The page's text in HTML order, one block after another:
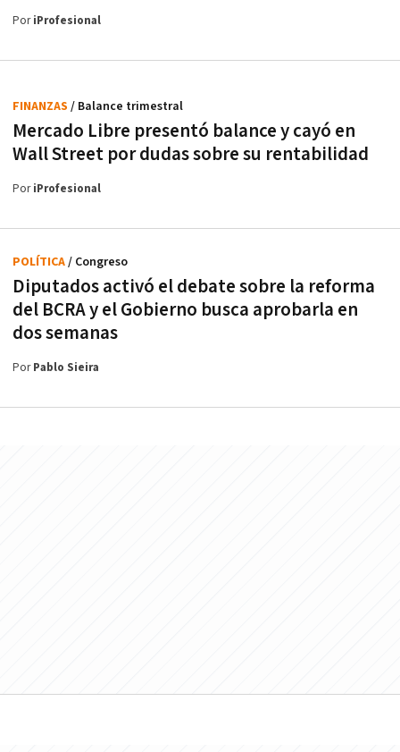
PoriProfesional
Mercado Libre presentó balance y cayó en
Wall Street por dudas sobre su rentabilidad
FINANZAS / Balance trimestral
PoriProfesional
Diputados activó el debate sobre la reforma
del BCRA y el Gobierno busca aprobarla en
dos semanas
POLÍTICA/ Congreso
PorPablo Sieira